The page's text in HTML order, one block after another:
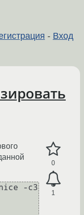
- Вход
0
1
-c3